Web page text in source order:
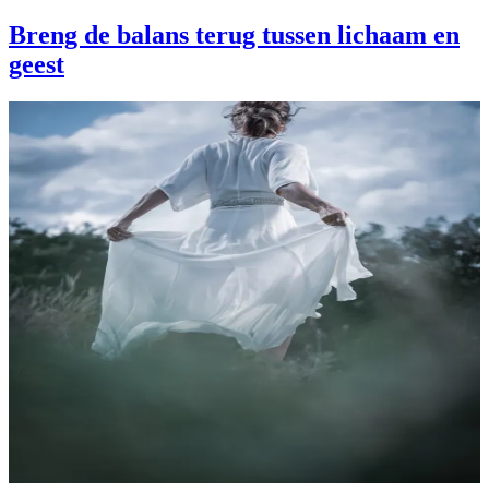
Breng de balans terug tussen lichaam en
geest